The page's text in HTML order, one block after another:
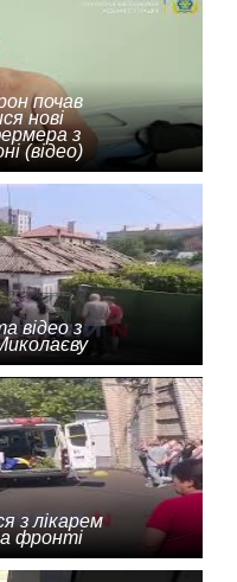
почав
нові
з
(відео)
відео з
з лікарем
фронті